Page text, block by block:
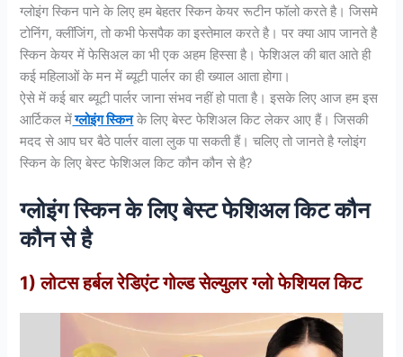
ग्लोइंग स्किन पाने के लिए हम बेहतर स्किन केयर रूटीन फॉलो करते है। जिसमे
टोनिंग, क्लींजिंग, तो कभी फेसपैक का इस्तेमाल करते है। पर क्या आप जानते है
स्किन केयर में फेसिअल का भी एक अहम हिस्सा है। फेशिअल की बात आते ही
कई महिलाओं के मन में ब्यूटी पार्लर का ही ख्याल आता होगा।
ऐसे में कई बार ब्यूटी पार्लर जाना संभव नहीं हो पाता है। इसके लिए आज हम इस
आर्टिकल मेंग्लोइंग स्किनके लिए बेस्ट फेशिअल किट लेकर आए हैं। जिसकी
मदद से आप घर बैठे पार्लर वाला लुक पा सकती हैं। चलिए तो जानते है ग्लोइंग
स्किन के लिए बेस्ट फेशिअल किट कौन कौन से है?
ग्लोइंग स्किन के लिए बेस्ट फेशिअल किट कौन
कौन से है
1) लोटस हर्बल रेडिएंट गोल्ड सेल्युलर ग्लो फेशियल किट